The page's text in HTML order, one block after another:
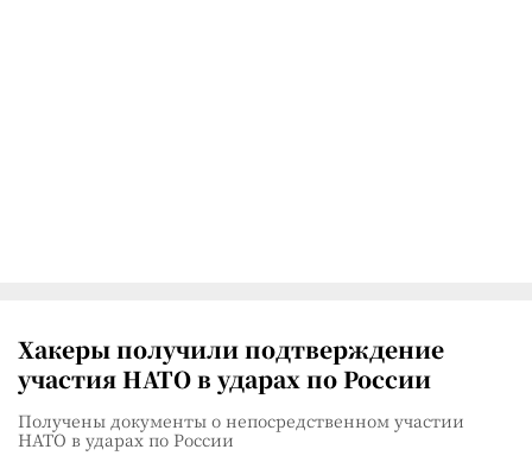
Хакеры получили подтверждение
участия НАТО в ударах по России
Получены документы о непосредственном участии
НАТО в ударах по России